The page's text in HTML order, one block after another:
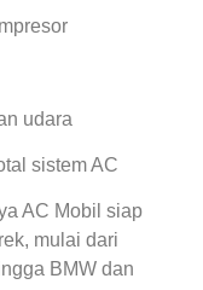
udara
sistem AC
AC Mobil siap
mulai dari
BMW dan